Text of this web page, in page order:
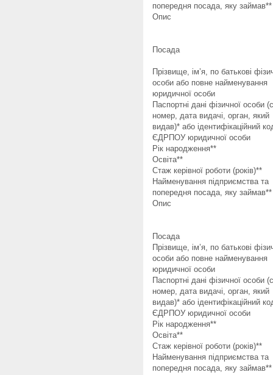
попередня посада, яку займав**
Опис
Посада
Прізвище, ім’я, по батькові
особи або повне найменування
юридичної особи
Паспортні дані фізичної особи
номер, дата видачі, орган, який
видав)* або ідентифікаційний
ЄДРПОУ юридичної особи
Рік народження**
Освіта**
Стаж керівної роботи (років)**
Найменування підприємства та
попередня посада, яку займав**
Опис
Посада
Прізвище, ім’я, по батькові
особи або повне найменування
юридичної особи
Паспортні дані фізичної особи
номер, дата видачі, орган, який
видав)* або ідентифікаційний
ЄДРПОУ юридичної особи
Рік народження**
Освіта**
Стаж керівної роботи (років)**
Найменування підприємства та
попередня посада, яку займав**